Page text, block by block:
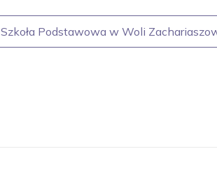
Szkoła Podstawowa w Woli